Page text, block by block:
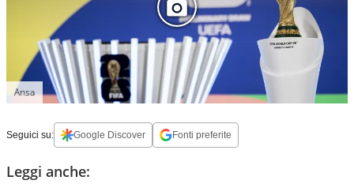
Ansa
Seguici su: Google Discover Fonti preferite
Leggi anche: